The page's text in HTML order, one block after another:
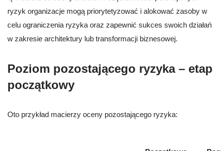
ryzyk organizacje mogą priorytetyzować i alokować zasoby w
celu ograniczenia ryzyka oraz zapewnić sukces swoich działań
w zakresie architektury lub transformacji biznesowej.
Poziom pozostającego ryzyka – etap
początkowy
Oto przykład macierzy oceny pozostającego ryzyka: